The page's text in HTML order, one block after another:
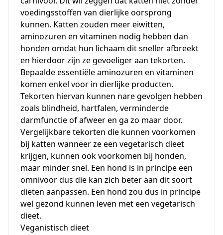
voedingsstoffen van dierlijke oorsprong
kunnen. Katten zouden meer eiwitten,
aminozuren en vitaminen nodig hebben dan
honden omdat hun lichaam dit sneller afbreekt
en hierdoor zijn ze gevoeliger aan tekorten.
Bepaalde essentiële aminozuren en vitaminen
komen enkel voor in dierlijke producten.
Tekorten hiervan kunnen nare gevolgen hebben
zoals blindheid, hartfalen, verminderde
darmfunctie of afweer en ga zo maar door.
Vergelijkbare tekorten die kunnen voorkomen
bij katten wanneer ze een vegetarisch dieet
krijgen, kunnen ook voorkomen bij honden,
maar minder snel. Een hond is in principe een
omnivoor dus die kan zich beter aan dit soort
diëten aanpassen. Een hond zou dus in principe
wel gezond kunnen leven met een vegetarisch
dieet.
Veganistisch dieet